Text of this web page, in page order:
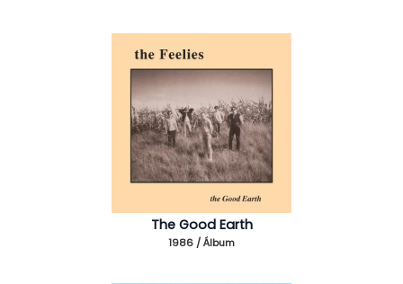
The Good Earth
1986 / Álbum